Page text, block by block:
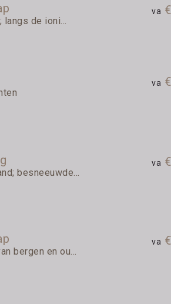
de ioni...
va
va
besneeuwde...
va
bergen en ou...
va